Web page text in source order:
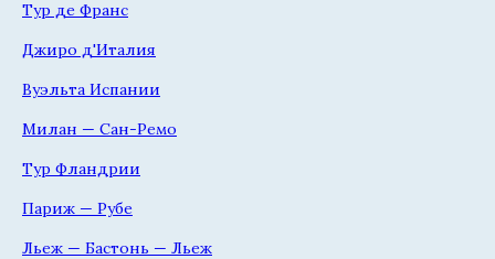
Тур де Франс
Джиро д'Италия
Вуэльта Испании
Милан — Сан-Ремо
Тур Фландрии
Париж — Рубе
Льеж — Бастонь — Льеж